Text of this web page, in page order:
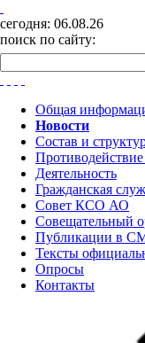
сегодня: 06.08.26
поиск по сайту:
Общая
Новости
Состав и
Деятельность
Гражданская
Совет КСО АО
Совещательный
Публикации в
Тексты
Опросы
Контакты